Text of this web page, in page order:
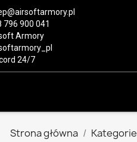
796 900 041
Armory
24/7
Strona główna Kategorie